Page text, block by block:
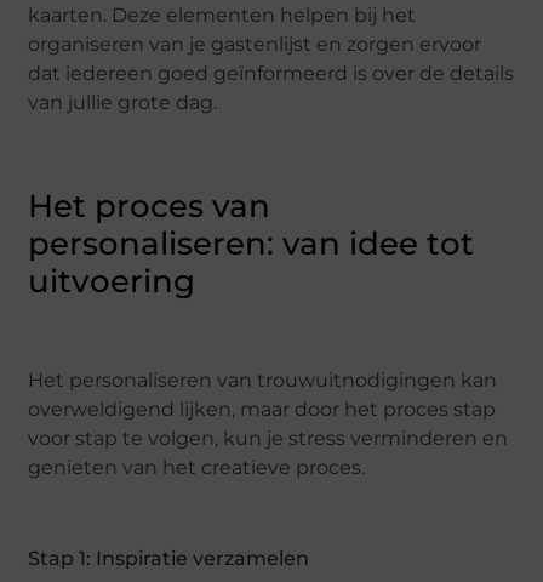
kaarten. Deze elementen helpen bij het
organiseren van je gastenlijst en zorgen ervoor
dat iedereen goed geïnformeerd is over de details
van jullie grote dag.
Het proces van
personaliseren: van idee tot
uitvoering
Het personaliseren van trouwuitnodigingen kan
overweldigend lijken, maar door het proces stap
voor stap te volgen, kun je stress verminderen en
genieten van het creatieve proces.
Stap 1: Inspiratie verzamelen